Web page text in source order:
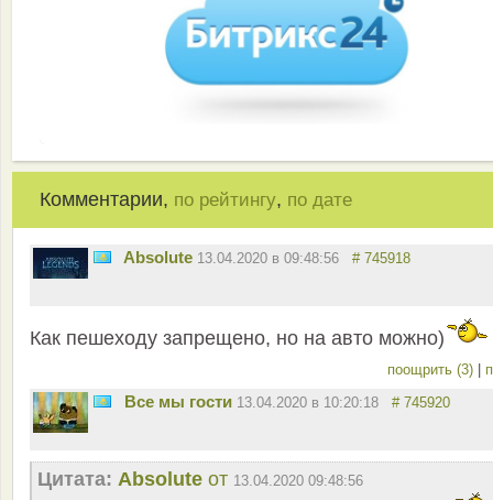
Комментарии, по рейтингу, по дате
Absolute 13.04.2020 в 09:48:56 # 745918
Как пешеходу запрещено, но на авто можно)
поощрить (3)
Все мы гости 13.04.2020 в 10:20:18 # 745920
Цитата: Absolute от 13.04.2020 09:48:56